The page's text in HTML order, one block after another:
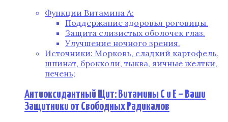
Функции Витамина А:
Поддержание здоровья роговицы.
Защита слизистых оболочек глаз.
Улучшение ночного зрения.
Источники: Морковь, сладкий картофель,
шпинат, брокколи, тыква, яичные желтки,
печень;
Антиоксидантный Щит: Витамины C и E – Ваши
Защитники от Свободных Радикалов